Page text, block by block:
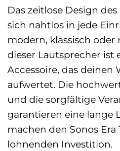
Das zeitlose Design
sich nahtlos in jede
modern, klassisch
dieser Lautsprecher ist
Accessoire, das deinen
aufwertet. Die
und die sorgfältige
garantieren eine lange
machen den Sonos Era
lohnenden Investition.